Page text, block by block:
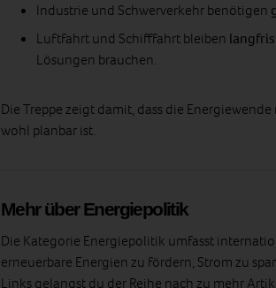
Industrie und Schwerverkehr benötigen
Luftfahrt und Schifffahrt bleiben
Lösungen brauchen.
Die Treppe zeigt damit, dass die
wohl planbar ist.
Mehr über Energiepolitik
Die Kategorie Energiepolitik umfasst
erneuerbare Energien zu fördern, Strom zu
Links gelangst du der Reihe nach zu mehr